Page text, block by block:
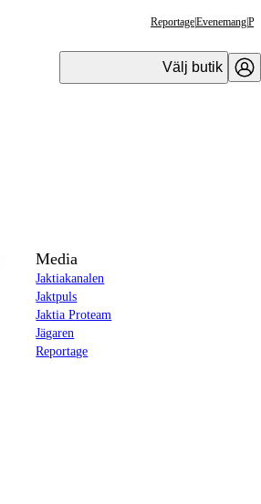
ReportageEvenemang
Välj butik
Media
Jaktiakanalen
Jaktpuls
Jaktia Proteam
Jägaren
Reportage